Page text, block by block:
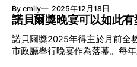
Lady Arpels Bal des Amoureux
ィー・バウアー」は1920年に
ました。アメリカで初のダウ
K2ヒマラヤ遠征隊の依頼によ
コラム」を発表するなど、ア
設計。最近輯錄成近500頁的
與視覺文化》，藉由
城市美學。 招牌隱藏城市靈魂 城市的靈魂隱藏於微小的事物
之中，招牌就是其一。早在
者今和次郎提出「考現學」的
By emily 2025年12月18日
諾貝爾獎晚宴可以如此
諾貝爾獎2025年得主於月前全
市政廳舉行晚宴作為落幕。每